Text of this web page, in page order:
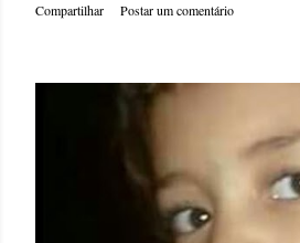
Compartilhar Postar um comentário